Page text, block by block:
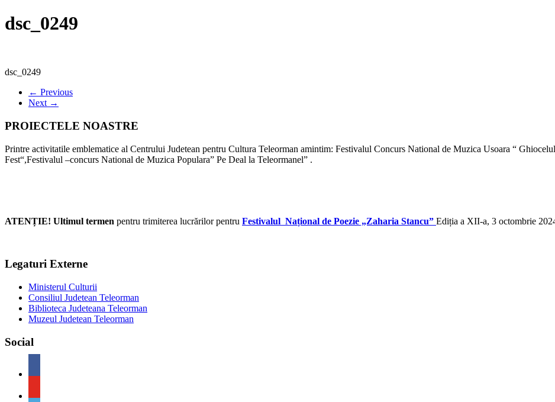
dsc_0249
dsc_0249
← Previous
Next →
PROIECTELE NOASTRE
Printre activitatile emblematice al Centrului Judetean pentru Cultura Teleorman amintim: Festivalul Concurs National de Muzica Usoara “
Fest“,Festivalul –concurs National de Muzica Populara” Pe Deal la Teleormanel” .
ATENȚIE! Ultimul termen pentru trimiterea lucrărilor pentru Festivalul Național de Poezie „Zaharia Stancu” Ediția a XII-a, 3 octombrie
Legaturi Externe
Ministerul Culturii
Consiliul Judetean Teleorman
Biblioteca Judeteana Teleorman
Muzeul Judetean Teleorman
Social